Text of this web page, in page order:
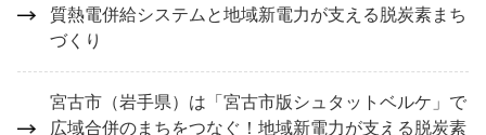
質熱電併給システムと地域新電力が支える脱炭素まち
づくり
宮古市（岩手県）は「宮古市版シュタットベルケ」で
広域合併のまちをつなぐ！地域新電力が支える脱炭素